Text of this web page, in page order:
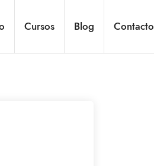
Cursos Blog Contacto